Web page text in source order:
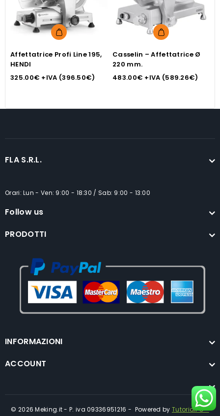
Affettatrice Profi Line 195,
HENDI
325.00€ +IVA (396.50€)
Casselin – Affettatrice Ø
220 mm.
483.00€ +IVA (589.26€)
FLA S.R.L.
Orari: Lun - Ven: 9:00 - 18:30 / Sab: 9:00 - 13:00
Follow us
PRODOTTI
INFORMAZIONI
ACCOUNT
© 2026 Meking.it - P. iva 09336951216 - Powered by TutorialPC -